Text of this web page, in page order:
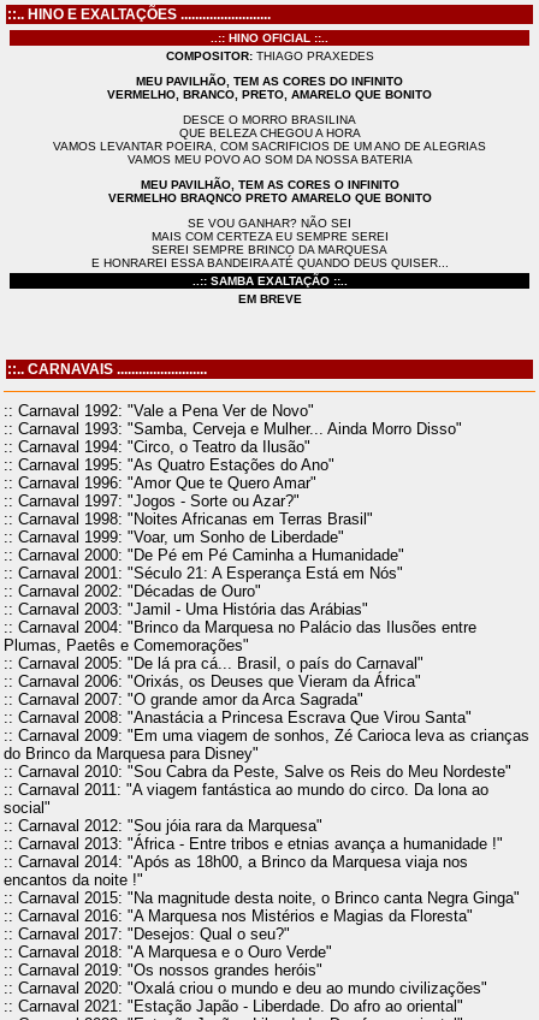
::.. HINO E EXALTAÇÕES .........................
:: HINO OFICIAL ::..
COMPOSITOR: THIAGO PRAXEDES
MEU PAVILHÃO, TEM AS CORES DO INFINITO
VERMELHO, BRANCO, PRETO, AMARELO QUE BONITO
DESCE O MORRO BRASILINA
QUE BELEZA CHEGOU A HORA
VAMOS LEVANTAR POEIRA, COM SACRIFICIOS DE UM ANO DE ALEGRIAS
VAMOS MEU POVO AO SOM DA NOSSA BATERIA
MEU PAVILHÃO, TEM AS CORES O INFINITO
VERMELHO BRAQNCO PRETO AMARELO QUE BONITO
SE VOU GANHAR? NÃO SEI
MAIS COM CERTEZA EU SEMPRE SEREI
SEREI SEMPRE BRINCO DA MARQUESA
E HONRAREI ESSA BANDEIRA ATÉ QUANDO DEUS QUISER...
:: SAMBA EXALTAÇÃO ::..
EM BREVE
::.. CARNAVAIS .........................
:: Carnaval 1992: "Vale a Pena Ver de Novo"
:: Carnaval 1993: "Samba, Cerveja e Mulher... Ainda Morro Disso"
:: Carnaval 1994: "Circo, o Teatro da Ilusão"
:: Carnaval 1995: "As Quatro Estações do Ano"
:: Carnaval 1996: "Amor Que te Quero Amar"
:: Carnaval 1997: "Jogos - Sorte ou Azar?"
:: Carnaval 1998: "Noites Africanas em Terras Brasil"
:: Carnaval 1999: "Voar, um Sonho de Liberdade"
:: Carnaval 2000: "De Pé em Pé Caminha a Humanidade"
:: Carnaval 2001: "Século 21: A Esperança Está em Nós"
:: Carnaval 2002: "Décadas de Ouro"
:: Carnaval 2003: "Jamil - Uma História das Arábias"
:: Carnaval 2004: "Brinco da Marquesa no Palácio das Ilusões entre
Plumas, Paetês e Comemorações"
:: Carnaval 2005: "De lá pra cá... Brasil, o país do Carnaval"
:: Carnaval 2006: "Orixás, os Deuses que Vieram da África"
:: Carnaval 2007: "O grande amor da Arca Sagrada"
:: Carnaval 2008: "Anastácia a Princesa Escrava Que Virou Santa"
:: Carnaval 2009: "Em uma viagem de sonhos, Zé Carioca leva as crianças
do Brinco da Marquesa para Disney"
:: Carnaval 2010: "Sou Cabra da Peste, Salve os Reis do Meu Nordeste"
:: Carnaval 2011: "A viagem fantástica ao mundo do circo. Da lona ao
social"
:: Carnaval 2012: "Sou jóia rara da Marquesa"
:: Carnaval 2013: "África - Entre tribos e etnias avança a humanidade !"
:: Carnaval 2014: "Após as 18h00, a Brinco da Marquesa viaja nos
encantos da noite !"
:: Carnaval 2015: "Na magnitude desta noite, o Brinco canta Negra Ginga"
:: Carnaval 2016: "A Marquesa nos Mistérios e Magias da Floresta"
:: Carnaval 2017: "Desejos: Qual o seu?"
:: Carnaval 2018: "A Marquesa e o Ouro Verde"
:: Carnaval 2019: "Os nossos grandes heróis"
:: Carnaval 2020: "Oxalá criou o mundo e deu ao mundo civilizações"
:: Carnaval 2021: "Estação Japão - Liberdade. Do afro ao oriental"